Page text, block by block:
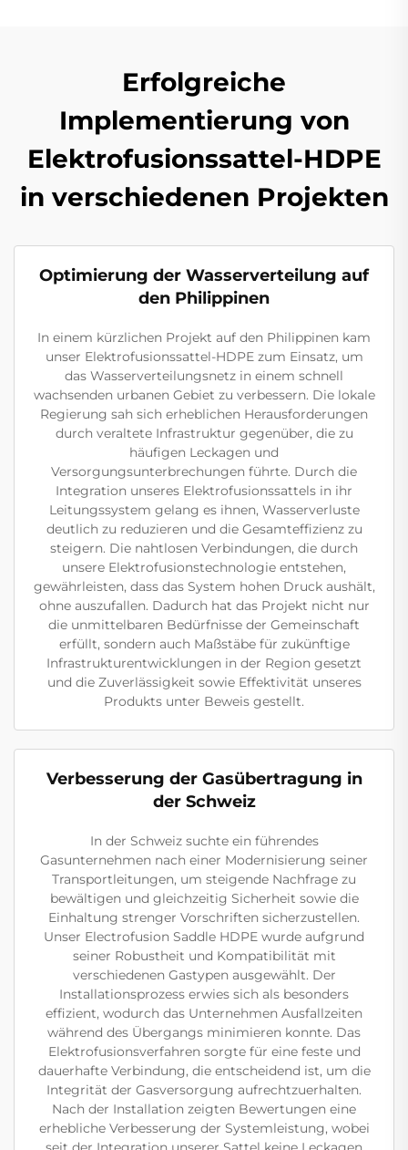
Erfolgreiche
Implementierung von
Elektrofusionssattel-HDPE
in verschiedenen Projekten
Optimierung der Wasserverteilung auf
den Philippinen
In einem kürzlichen Projekt auf den Philippinen kam
unser Elektrofusionssattel-HDPE zum Einsatz, um
das Wasserverteilungsnetz in einem schnell
wachsenden urbanen Gebiet zu verbessern. Die lokale
Regierung sah sich erheblichen Herausforderungen
durch veraltete Infrastruktur gegenüber, die zu
häufigen Leckagen und
Versorgungsunterbrechungen führte. Durch die
Integration unseres Elektrofusionssattels in ihr
Leitungssystem gelang es ihnen, Wasserverluste
deutlich zu reduzieren und die Gesamteffizienz zu
steigern. Die nahtlosen Verbindungen, die durch
unsere Elektrofusionstechnologie entstehen,
gewährleisten, dass das System hohen Druck aushält,
ohne auszufallen. Dadurch hat das Projekt nicht nur
die unmittelbaren Bedürfnisse der Gemeinschaft
erfüllt, sondern auch Maßstäbe für zukünftige
Infrastrukturentwicklungen in der Region gesetzt
und die Zuverlässigkeit sowie Effektivität unseres
Produkts unter Beweis gestellt.
Verbesserung der Gasübertragung in
der Schweiz
In der Schweiz suchte ein führendes
Gasunternehmen nach einer Modernisierung seiner
Transportleitungen, um steigende Nachfrage zu
bewältigen und gleichzeitig Sicherheit sowie die
Einhaltung strenger Vorschriften sicherzustellen.
Unser Electrofusion Saddle HDPE wurde aufgrund
seiner Robustheit und Kompatibilität mit
verschiedenen Gastypen ausgewählt. Der
Installationsprozess erwies sich als besonders
effizient, wodurch das Unternehmen Ausfallzeiten
während des Übergangs minimieren konnte. Das
Elektrofusionsverfahren sorgte für eine feste und
dauerhafte Verbindung, die entscheidend ist, um die
Integrität der Gasversorgung aufrechtzuerhalten.
Nach der Installation zeigten Bewertungen eine
erhebliche Verbesserung der Systemleistung, wobei